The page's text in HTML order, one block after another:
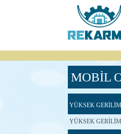
MOBİL
YÜKSEK
YÜKSEK